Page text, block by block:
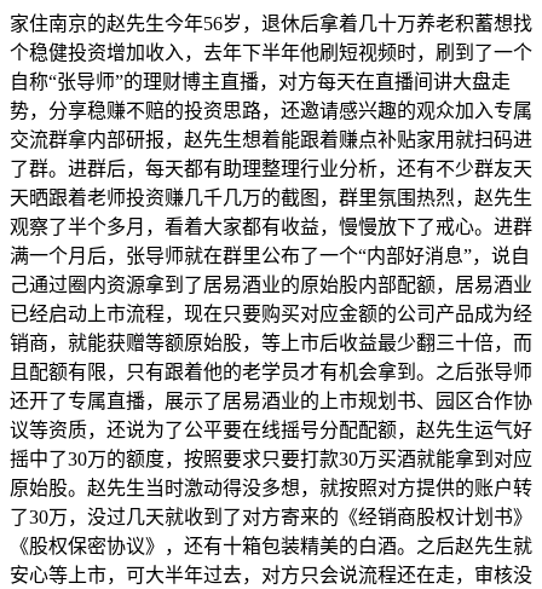
家住南京的赵先生今年56岁，退休后拿着几十万养老积蓄想找
个稳健投资增加收入，去年下半年他刷短视频时，刷到了一个
自称“张导师”的理财博主直播，对方每天在直播间讲大盘走
势，分享稳赚不赔的投资思路，还邀请感兴趣的观众加入专属
交流群拿内部研报，赵先生想着能跟着赚点补贴家用就扫码进
了群。进群后，每天都有助理整理行业分析，还有不少群友天
天晒跟着老师投资赚几千几万的截图，群里氛围热烈，赵先生
观察了半个多月，看着大家都有收益，慢慢放下了戒心。进群
满一个月后，张导师就在群里公布了一个“内部好消息”，说自
己通过圈内资源拿到了居易酒业的原始股内部配额，居易酒业
已经启动上市流程，现在只要购买对应金额的公司产品成为经
销商，就能获赠等额原始股，等上市后收益最少翻三十倍，而
且配额有限，只有跟着他的老学员才有机会拿到。之后张导师
还开了专属直播，展示了居易酒业的上市规划书、园区合作协
议等资质，还说为了公平要在线摇号分配配额，赵先生运气好
摇中了30万的额度，按照要求只要打款30万买酒就能拿到对应
原始股。赵先生当时激动得没多想，就按照对方提供的账户转
了30万，没过几天就收到了对方寄来的《经销商股权计划书》
《股权保密协议》，还有十箱包装精美的白酒。之后赵先生就
安心等上市，可大半年过去，对方只会说流程还在走，审核没